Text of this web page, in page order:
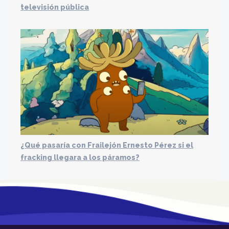
televisión pública
¿Qué pasaría con Frailejón Ernesto Pérez si el
fracking llegara a los páramos?